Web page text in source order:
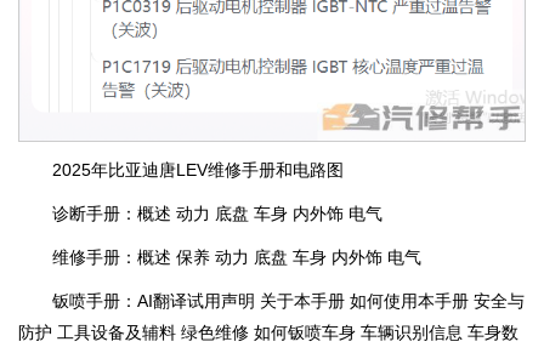
2025年比亚迪唐LEV维修手册和电路图
诊断手册：概述 动力 底盘 车身 内外饰 电气
维修手册：概述 保养 动力 底盘 车身 内外饰 电气
钣喷手册：AI翻译试用声明 关于本手册 如何使用本手册 安全与
防护 工具设备及辅料 绿色维修 如何钣喷车身 车辆识别信息 车身数